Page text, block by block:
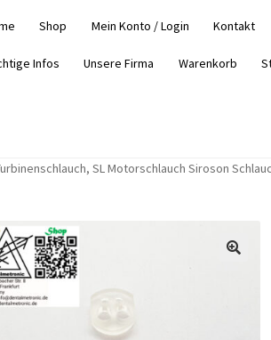
Shop Mein Konto / Login Kontakt
Infos Unsere Firma Warenkorb
SL Motorschlauch Siroson